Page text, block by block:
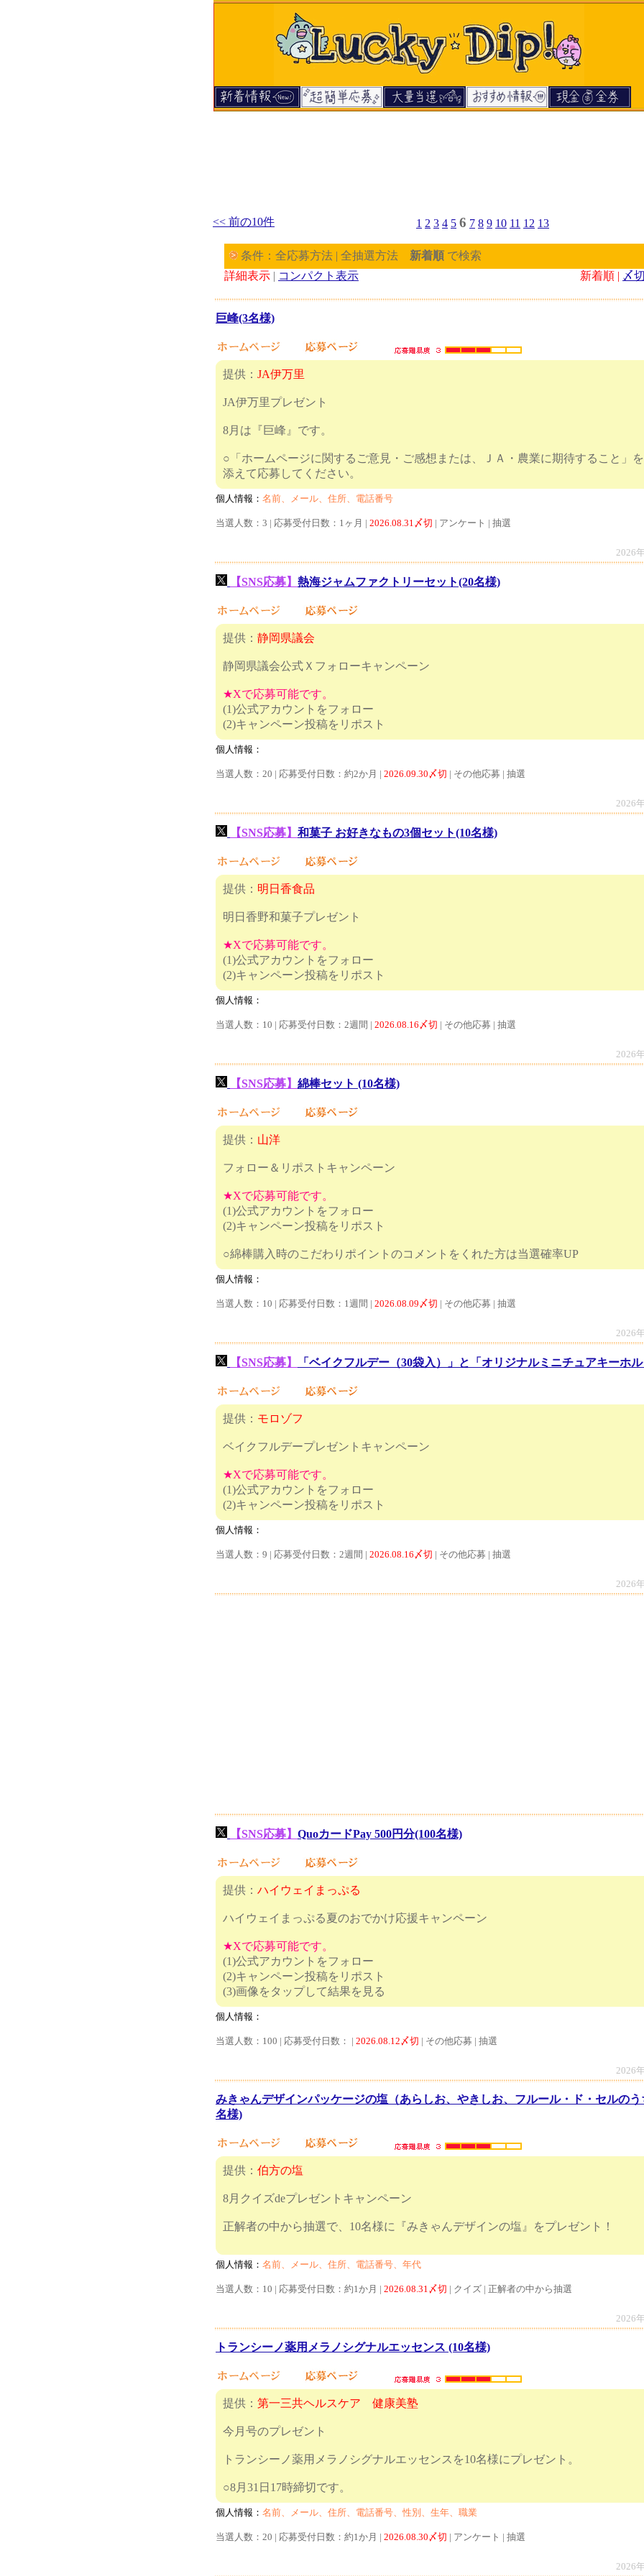
<< 前の10件 1 2 3 4 5 6 7 8 9 10 11 12 13
条件：全応募方法 | 全抽選方法 新着順 で検索
詳細表示 | コンパクト表示 新着順 | 〆
巨峰(3名様)
提供： JA伊万里
JA伊万里プレゼント
8月は『巨峰』です。
○「ホームページに関するご意見・ご感想または、ＪＡ・農業に期待すること」を
添えて応募してください。
個人情報： 名前、メール、住所、電話番号
当選人数：3 | 応募受付日数：1ヶ月 | 2026.08.31〆切 | アンケート | 抽選
2026
【SNS応募】 熱海ジャムファクトリーセット(20名様)
提供： 静岡県議会
静岡県議会公式Ｘフォローキャンペーン
★Xで応募可能です。
(1)公式アカウントをフォロー
(2)キャンペーン投稿をリポスト
個人情報：
当選人数：20 | 応募受付日数：約2か月 | 2026.09.30〆切 | その他応募 | 抽選
2026
【SNS応募】 和菓子 お好きなもの3個セット(10名様)
提供： 明日香食品
明日香野和菓子プレゼント
★Xで応募可能です。
(1)公式アカウントをフォロー
(2)キャンペーン投稿をリポスト
個人情報：
当選人数：10 | 応募受付日数：2週間 | 2026.08.16〆切 | その他応募 | 抽選
2026
【SNS応募】 綿棒セット (10名様)
提供： 山洋
フォロー＆リポストキャンペーン
★Xで応募可能です。
(1)公式アカウントをフォロー
(2)キャンペーン投稿をリポスト
○綿棒購入時のこだわりポイントのコメントをくれた方は当
個人情報：
当選人数：10 | 応募受付日数：1週間 | 2026.08.09〆切 | その他応募 | 抽選
2026
【SNS応募】 「ベイクフルデー（30袋入）」と「オリジナルミニチュアキーホ
提供： モロゾフ
ベイクフルデープレゼントキャンペーン
★Xで応募可能です。
(1)公式アカウントをフォロー
(2)キャンペーン投稿をリポスト
個人情報：
当選人数：9 | 応募受付日数：2週間 | 2026.08.16〆切 | その他応募 | 抽選
2026
【SNS応募】 QuoカードPay 500円分(100名様)
提供： ハイウェイまっぷる
ハイウェイまっぷる夏のおでかけ応援キャンペーン
★Xで応募可能です。
(1)公式アカウントをフォロー
(2)キャンペーン投稿をリポスト
(3)画像をタップして結果を見る
個人情報：
当選人数：100 | 応募受付日数： | 2026.08.12〆切 | その他応募 | 抽選
2026
みきゃんデザインパッケージの塩（あらしお、やきしお、フルール・ド・セルの
名様)
提供： 伯方の塩
8月クイズdeプレゼントキャンペーン
正解者の中から抽選で、10名様に『みきゃんデザインの塩』をプレゼント！
個人情報： 名前、メール、住所、電話番号、年代
当選人数：10 | 応募受付日数：約1か月 | 2026.08.31〆切 | クイズ | 正解者の中から抽選
2026
トランシーノ薬用メラノシグナルエッセンス (10名様)
提供： 第一三共ヘルスケア 健康美塾
今月号のプレゼント
トランシーノ薬用メラノシグナルエッセンスを10名様にプレゼント。
○8月31日17時締切です。
個人情報： 名前、メール、住所、電話番号、性別、生年、職業
当選人数：20 | 応募受付日数：約1か月 | 2026.08.30〆切 | アンケート | 抽選
2026